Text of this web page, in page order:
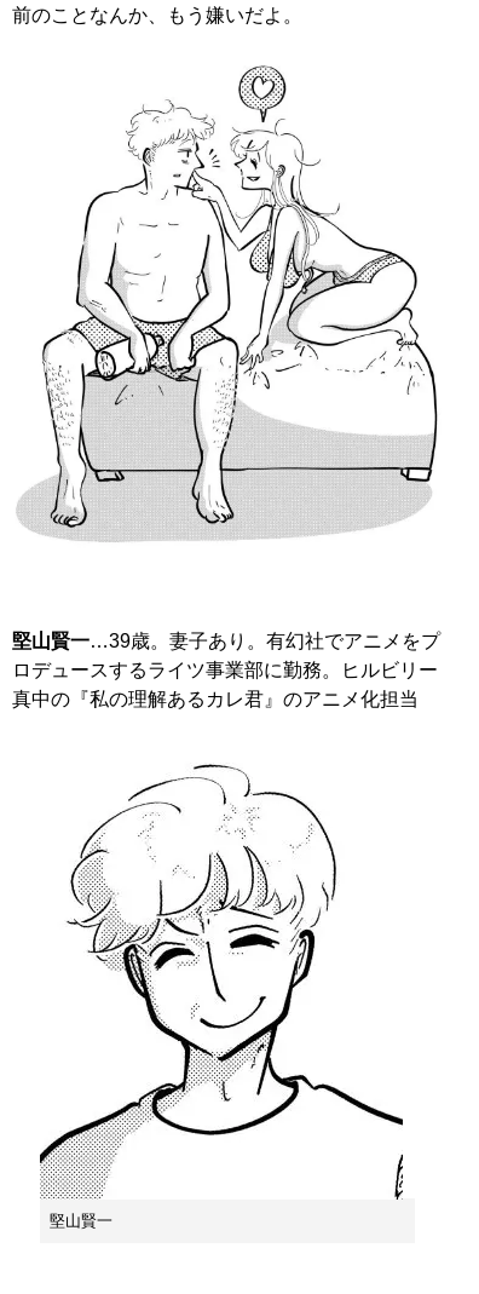
前のことなんか、もう嫌いだよ。
堅山賢一…39歳。妻子あり。有幻社でアニメをプ
ロデュースするライツ事業部に勤務。ヒルビリー
堅山賢一